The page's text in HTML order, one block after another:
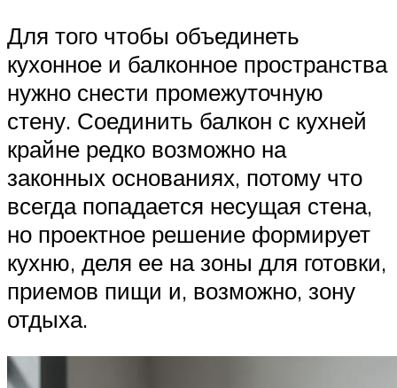
Для того чтобы объединеть
кухонное и балконное пространства
нужно снести промежуточную
стену. Соединить балкон с кухней
крайне редко возможно на
законных основаниях, потому что
всегда попадается несущая стена,
но проектное решение формирует
кухню, деля ее на зоны для готовки,
приемов пищи и, возможно, зону
отдыха.